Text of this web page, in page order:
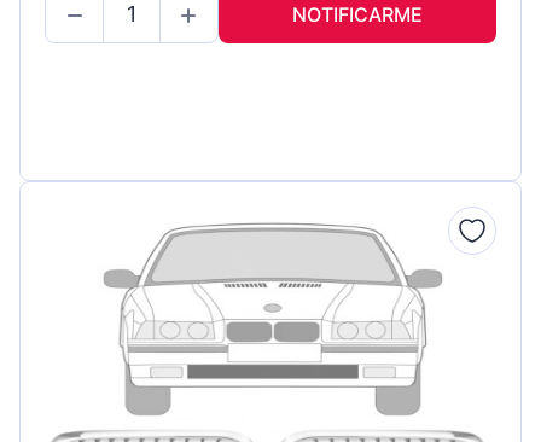
NOTIFICARME